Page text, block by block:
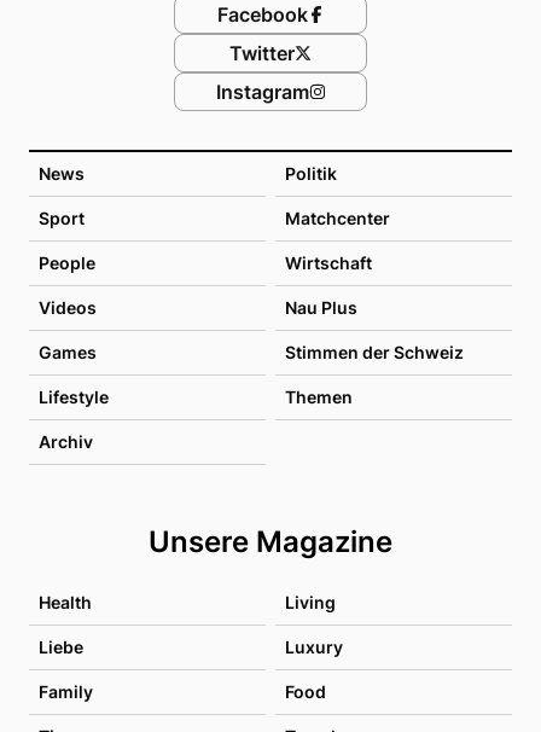
News Politik
Sport Matchcenter
People Wirtschaft
Videos Nau Plus
Games Stimmen der Schweiz
Lifestyle Themen
Archiv
Unsere Magazine
Health Living
Liebe Luxury
Family Food
Facebook
Twitter
Instagram